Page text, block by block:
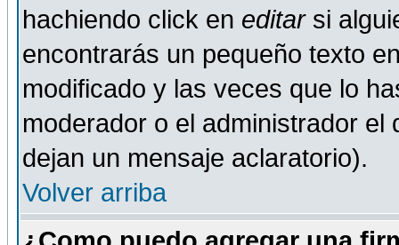
hachiendo click en editarsi
encontrarás un pequeño texto
modificado y las veces que lo
moderador o el administrador
dejan un mensaje aclaratorio).
Volver arriba